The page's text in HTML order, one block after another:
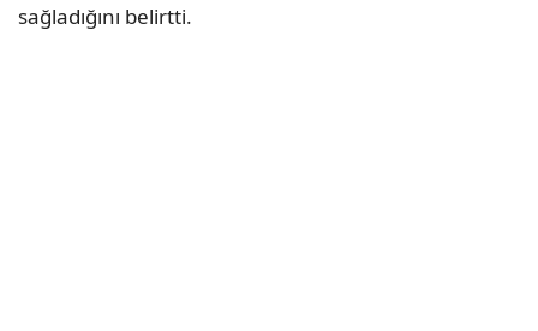
sağladığını belirtti.